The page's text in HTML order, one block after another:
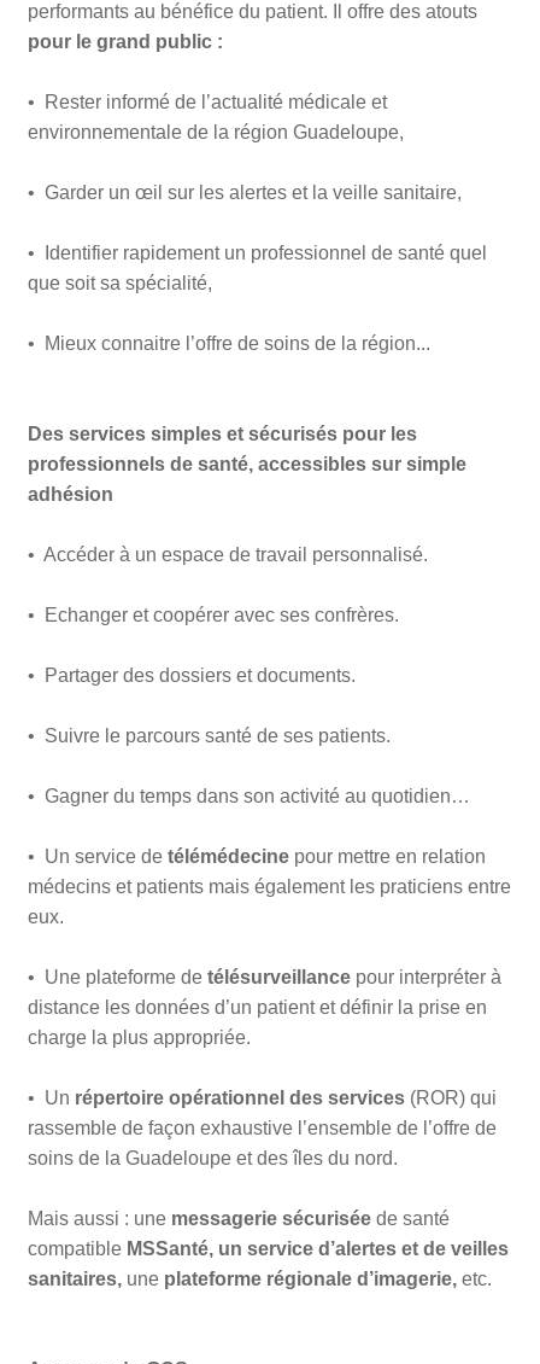
performants au bénéfice du patient. Il offre des atouts
pour le grand public :
• Rester informé de l’actualité médicale et
environnementale de la région Guadeloupe,
• Garder un œil sur les alertes et la veille sanitaire,
• Identifier rapidement un professionnel de santé quel
que soit sa spécialité,
• Mieux connaitre l’offre de soins de la région...
Des services simples et sécurisés pour les
professionnels de santé, accessibles sur simple
adhésion
• Accéder à un espace de travail personnalisé.
• Echanger et coopérer avec ses confrères.
• Partager des dossiers et documents.
• Suivre le parcours santé de ses patients.
• Gagner du temps dans son activité au quotidien…
• Un service detélémédecine pour mettre en relation
médecins et patients mais également les praticiens entre
eux.
• Une plateforme detélésurveillance pour interpréter à
distance les données d’un patient et définir la prise en
charge la plus appropriée.
• Un répertoire opérationnel des services (ROR) qui
rassemble de façon exhaustive l’ensemble de l’offre de
soins de la Guadeloupe et des îles du nord.
Mais aussi : une messagerie sécuriséede santé
compatible MSSanté, un service d’alertes et deveilles
sanitaires, une plateforme régionale d’imagerie,etc.